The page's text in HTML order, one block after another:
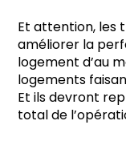
Et attention, les
améliorer la
logement d’au
logements
Et ils devront
total de